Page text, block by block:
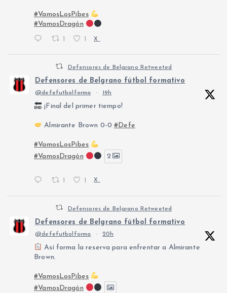
#VamosLosPibes
#VamosDragón
X
Defensores de Belgrano Retweeted
Defensores de Belgrano fútbol formativo
@defefutbolforma · 19h
¡Final del primer tiempo!
Almirante Brown 0-0#Defe
#VamosLosPibes
#VamosDragón
2
1 1 X
Defensores de Belgrano Retweeted
Defensores de Belgrano fútbol formativo
@defefutbolforma · 20h
Así forma la reserva para enfrentar a Almirante
Brown.
#VamosLosPibes
#VamosDragón